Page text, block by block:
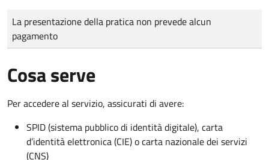
Tipo di pagamento
Importo
La presentazione della pratica non prevede alcun
pagamento
Cosa serve
Per accedere al servizio, assicurati di avere:
SPID (sistema pubblico di identità digitale), carta
d’identità elettronica (CIE) o carta nazionale dei servizi
(CNS)